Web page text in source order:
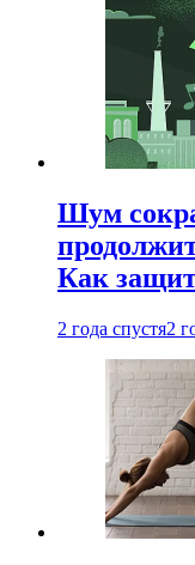
Шум
Как
2 года спустя2